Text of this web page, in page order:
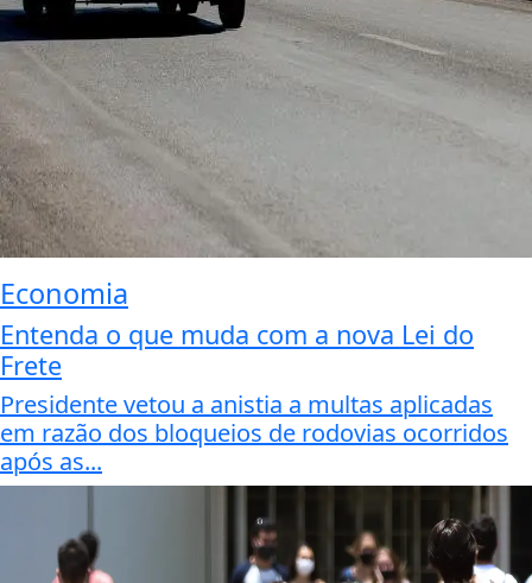
Economia
Entenda o que muda com a nova Lei do
Frete
Presidente vetou a anistia a multas aplicadas
em razão dos bloqueios de rodovias ocorridos
após as...